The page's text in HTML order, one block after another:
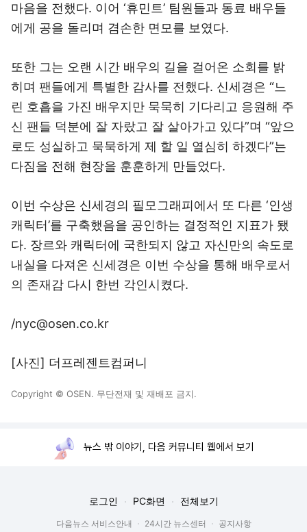
마음을 전했다. 이어 ‘휴민트’ 팀원들과 동료 배우들
에게 공을 돌리며 겸손한 면모를 보였다.
또한 그는 오랜 시간 배우의 길을 걸어온 소회를 밝
히며 팬들에게 특별한 감사를 전했다. 신세경은 “느
린 호흡을 가진 배우지만 묵묵히 기다리고 응원해 주
신 팬들 덕분에 잘 자랐고 잘 살아가고 있다”며 “앞으
로도 성실하고 묵묵하게 제 할 일 열심히 하겠다”는
다짐을 전해 현장을 훈훈하게 만들었다.
이번 수상은 신세경의 필모그래피에서 또 다른 ‘인생
캐릭터’를 구축했음을 공인하는 결정적인 지표가 됐
다. 장르와 캐릭터에 국한되지 않고 자신만의 속도로
내실을 다져온 신세경은 이번 수상을 통해 배우로서
의 존재감 다시 한번 각인시켰다.
/nyc@osen.co.kr
[사진] 더프레젠트컴퍼니
Copyright © OSEN. 무단전재 및 재배포 금지.
뉴스 밖 이야기, 다음 커뮤니티 웹에서 보기
로그인 PC화면 전체보기
다음뉴스 서비스안내 24시간 뉴스센터 공지사항